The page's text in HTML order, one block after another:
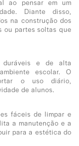
ao pensar em um
Diante disso,
na construção dos
ou partes soltas que
duráveis e de alta
escolar. O
o uso diário,
de alunos.
fáceis de limpar e
a manutenção e a
para a estética do